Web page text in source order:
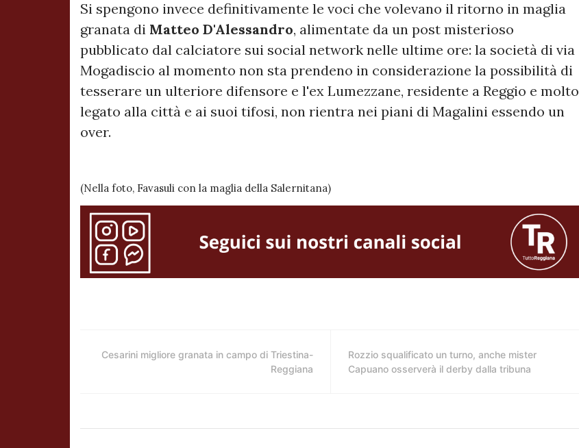
Si spengono invece definitivamente le voci che volevano il ritorno in maglia
granata di Matteo D'Alessandro, alimentate da un post misterioso
pubblicato dal calciatore sui social network nelle ultime ore: la società di via
Mogadiscio al momento non sta prendeno in considerazione la possibilità di
tesserare un ulteriore difensore e l'ex Lumezzane, residente a Reggio e molto
legato alla città e ai suoi tifosi, non rientra nei piani di Magalini essendo un
over.
(Nella foto, Favasuli con la maglia della Salernitana)
Cesarini migliore granata in campo di Triestina-
Reggiana
Rozzio squalificato un turno, anche mister
Capuano osserverà il derby dalla tribuna